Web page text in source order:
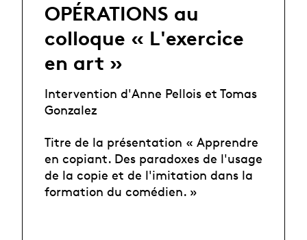
OPÉRATIONS au
colloque « L'exercice
en art »
Intervention d'Anne Pellois et Tomas
Gonzalez
Titre de la présentation « Apprendre
en copiant. Des paradoxes de l'usage
de la copie et de l'imitation dans la
formation du comédien. »